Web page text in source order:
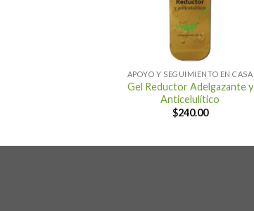
APOYO Y SEGUIMIENTO EN CASA
Gel Reductor Adelgazante y
Anticelulítico
$240.00